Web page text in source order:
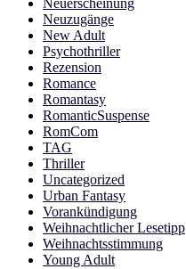
Neuerscheinung
Neuzugänge
New Adult
Psychothriller
Rezension
Romance
Romantasy
RomanticSuspense
RomCom
TAG
Thriller
Uncategorized
Urban Fantasy
Vorankündigung
Weihnachtlicher Lesetipp
Weihnachtsstimmung
Young Adult